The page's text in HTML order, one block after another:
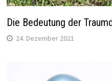
Die Bedeutung der
24. Dezember 2021